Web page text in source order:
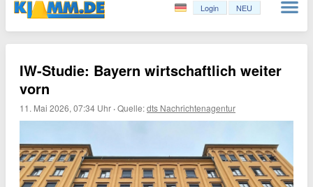
Login NEU
IW-Studie: Bayern wirtschaftlich weiter
vorn
11. Mai 2026, 07:34 Uhr ·Quelle:dts Nachrichtenagentur